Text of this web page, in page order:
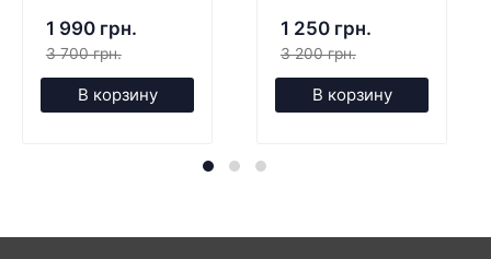
1 990 грн.
3 700 грн.
В корзину
1 250 грн.
3 200 грн.
В корзину